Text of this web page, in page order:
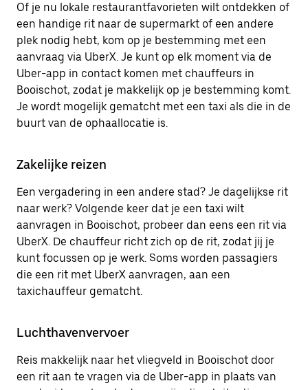
Of je nu lokale restaurantfavorieten wilt ontdekken of
een handige rit naar de supermarkt of een andere
plek nodig hebt, kom op je bestemming met een
aanvraag via UberX. Je kunt op elk moment via de
Uber-app in contact komen met chauffeurs in
Booischot, zodat je makkelijk op je bestemming komt.
Je wordt mogelijk gematcht met een taxi als die in de
buurt van de ophaallocatie is.
Zakelijke reizen
Een vergadering in een andere stad? Je dagelijkse rit
naar werk? Volgende keer dat je een taxi wilt
aanvragen in Booischot, probeer dan eens een rit via
UberX. De chauffeur richt zich op de rit, zodat jij je
kunt focussen op je werk. Soms worden passagiers
die een rit met UberX aanvragen, aan een
taxichauffeur gematcht.
Luchthavenvervoer
Reis makkelijk naar het vliegveld in Booischot door
een rit aan te vragen via de Uber-app in plaats van